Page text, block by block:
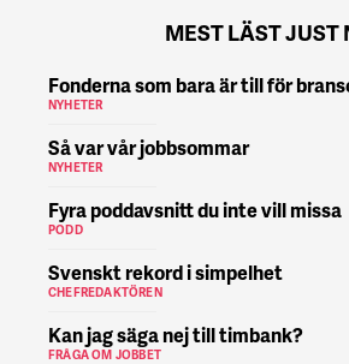
MEST LÄST JUST
Fonderna som bara är till för
NYHETER
Så var vår jobbsommar
NYHETER
Fyra poddavsnitt du inte vill missa
PODD
Svenskt rekord i simpelhet
CHEFREDAKTÖREN
Kan jag säga nej till timbank?
FRÅGA OM JOBBET